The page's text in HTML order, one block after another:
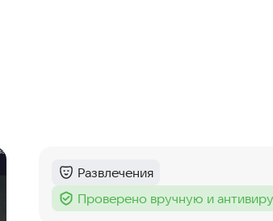
Категория :
Развлечения
Тег :
Проверено вручную и